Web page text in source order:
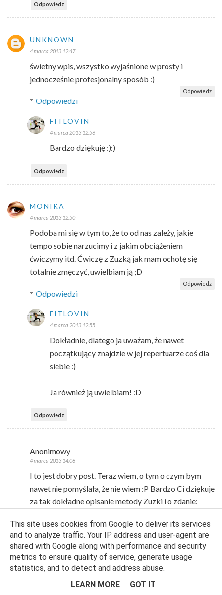
Odpowiedz
UNKNOWN
4 marca 2013 12:47
świetny wpis, wszystko wyjaśnione w prosty i
jednocześnie profesjonalny sposób :)
Odpowiedz
Odpowiedzi
FITLOVIN
4 marca 2013 12:56
Bardzo dziękuję :):)
Odpowiedz
MONIKA
4 marca 2013 12:50
Podoba mi się w tym to, że to od nas zależy, jakie
tempo sobie narzucimy i z jakim obciążeniem
ćwiczymy itd. Ćwiczę z Zuzką jak mam ochotę się
totalnie zmęczyć, uwielbiam ją ;D
Odpowiedz
Odpowiedzi
FITLOVIN
4 marca 2013 12:55
Dokładnie, dlatego ja uważam, że nawet
początkujący znajdzie w jej repertuarze coś dla
siebie :)
Ja również ją uwielbiam! :D
Odpowiedz
Anonimowy
4 marca 2013 14:08
I to jest dobry post. Teraz wiem, o tym o czym bym
nawet nie pomyślała, że nie wiem :P Bardzo Ci dziękuje
za tak dokładne opisanie metody Zuzki i o zdanie:
tłuszcz będziesz spalać na okrągło" :):*
Odpowiedz
Odpowiedzi
FITLOVIN
4 marca 2013 16:04
This site uses cookies from Google to deliver its services
and to analyze traffic. Your IP address and user-agent are
shared with Google along with performance and security
metrics to ensure quality of service, generate usage
statistics, and to detect and address abuse.
LEARN MORE
GOT IT